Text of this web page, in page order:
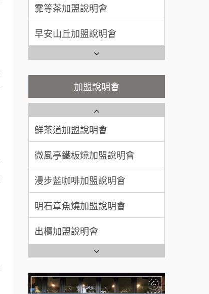
加盟預算 50萬~75萬
何 先生/小姐
加盟預算 100萬~300萬
呂 先生/小姐 新竹市
200萬~400萬
顏 先生/小姐 台北市
加盟預算 100萬 ~ 200萬
廖 先生/小姐 高雄市
加盟預算 200萬~300萬
早安山丘加盟說明會
冰封仙果加盟說明會
Ramble Café 漫步藍咖啡加盟
說明會
微風亭鐵板燒加盟說明會
鮮茶道加盟說明會
【曉妍美妝】誠徵行政櫃檯
自助洗衣店誠徵代洗收送人員
(台中市)
MUSHEN徵SPA美容芳療師
日十。早午食加盟說明會
拾鑶火鍋加盟說明會
全家加盟說明會
台灣G湯加盟說明會
加盟說明會
SHARE TEA歇腳亭加盟說明會
潮味決-湯滷專門店加盟說明會
鬍子茶加盟說明會
鮮茶道加盟說明會
微風亭鐵板燒加盟說明會
漫步藍咖啡加盟說明會
明石章魚燒加盟說明會
出櫃加盟說明會
千香漢堡加盟說明會
七盞茶加盟說明會
拉亞漢堡加盟說明會